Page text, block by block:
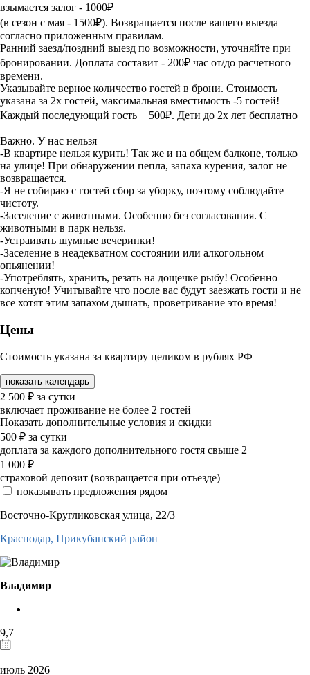
взымается залог - 1000₽
(в сезон с мая - 1500₽). Возвращается после вашего выезда
согласно приложенным правилам.
Ранний заезд/поздний выезд по возможности, уточняйте при
бронировании. Доплата составит - 200₽ час от/до расчетного
времени.
Указывайте верное количество гостей в брони. Стоимость
указана за 2х гостей, максимальная вместимость -5 гостей!
Каждый последующий гость + 500₽. Дети до 2х лет бесплатно
Важно. У нас нельзя
-В квартире нельзя курить! Так же и на общем балконе, только
на улице! При обнаружении пепла, запаха курения, залог не
возвращается.
-Я не собираю с гостей сбор за уборку, поэтому соблюдайте
чистоту.
-Заселение с животными. Особенно без согласования. С
животными в парк нельзя.
-Устраивать шумные вечеринки!
-Заселение в неадекватном состоянии или алкогольном
опьянении!
-Употреблять, хранить, резать на дощечке рыбу! Особенно
копченую! Учитывайте что после вас будут заезжать гости и не
все хотят этим запахом дышать, проветривание это время!
Цены
Стоимость указана за квартиру целиком в рублях РФ
показать календарь
2 500 ₽ за сутки
включает проживание не более 2 гостей
Показать дополнительные условия и скидки
500 ₽ за сутки
доплата за каждого дополнительного гостя свыше 2
1 000 ₽
страховой депозит (возвращается при отъезде)
показывать предложения рядом
Восточно-Кругликовская улица, 22/3
Краснодар, Прикубанский район
Владимир
9,7
июль 2026